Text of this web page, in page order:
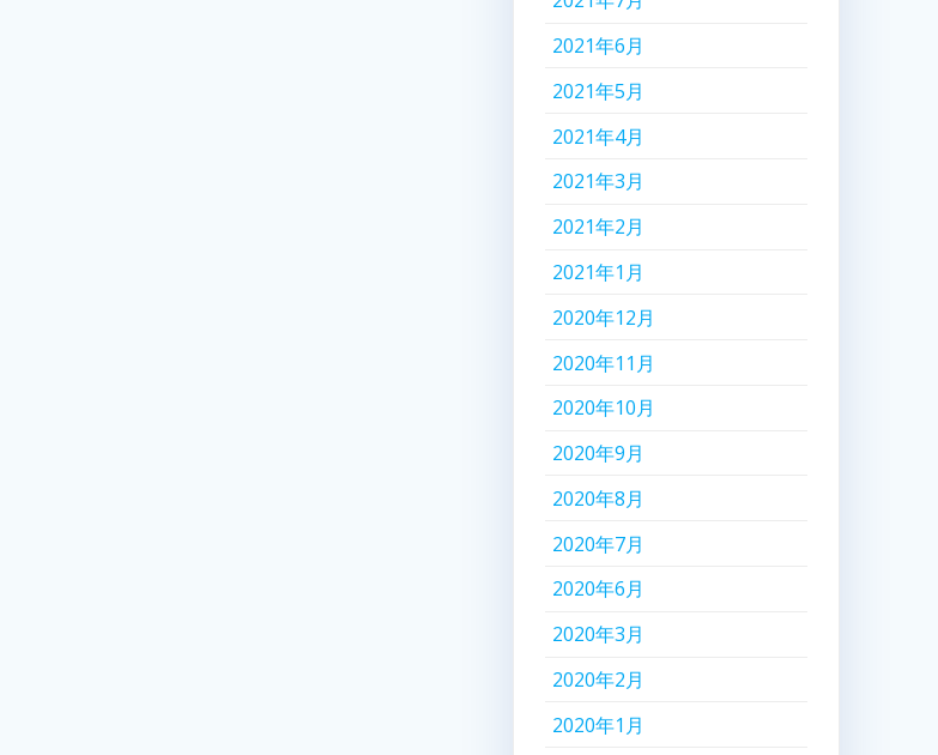
2021年6月
2021年5月
2021年4月
2021年3月
2021年2月
2021年1月
2020年12月
2020年11月
2020年10月
2020年9月
2020年8月
2020年7月
2020年6月
2020年3月
2020年2月
2020年1月